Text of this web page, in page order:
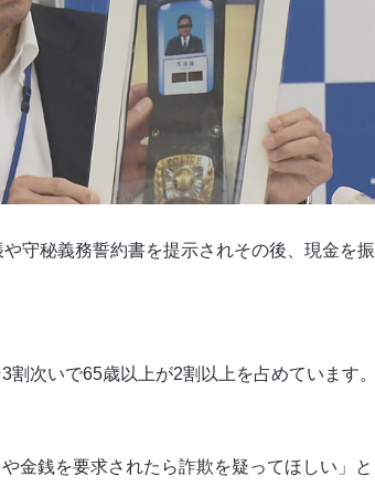
守秘義務誓約書を提示されその後、現金を振
次いで65歳以上が2割以上を占めています。
金銭を要求されたら詐欺を疑ってほしい」と